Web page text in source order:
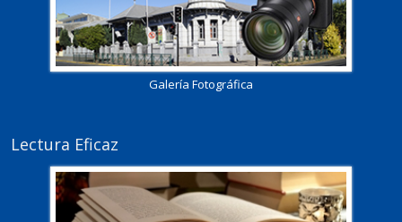
Galería Fotográfica
Lectura Eficaz